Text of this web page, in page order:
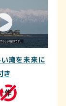
湾を未来に
き